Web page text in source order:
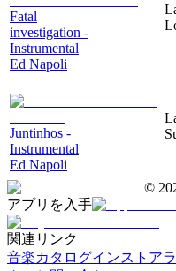
Fatal
investigation -
Instrumental
Ed Napoli
Juntinhos -
Instrumental
Ed Napoli
©
アプリを入手
関連リンク
音楽カタログインストア